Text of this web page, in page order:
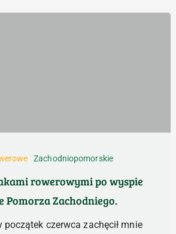
Zachodniopomorskie
rowerowymi po wyspie
Pomorza Zachodniego.
początek czerwca zachęcił mnie